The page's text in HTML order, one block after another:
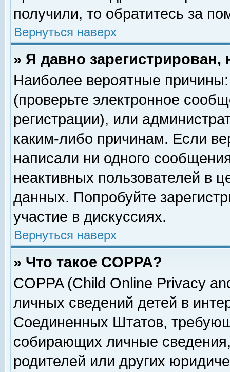
получили, то обратитесь за
Вернуться наверх
» Я давно
Наиболее вероятные
(проверьте электронное
регистрации), или
каким-либо причинам. Если
написали ни одного
неактивных пользователей в
данных. Попробуйте
участие в дискуссиях.
Вернуться наверх
» Что такое COPPA?
COPPA (Child Online Privacy
личных сведений детей в
Соединенных Штатов,
собирающих личные
родителей или других